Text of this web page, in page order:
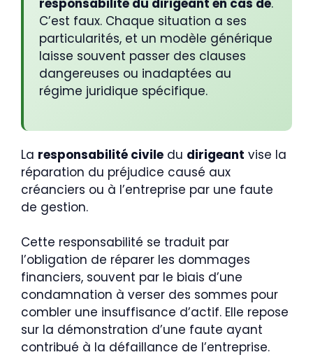
responsabilité du dirigeant en cas de.
C’est faux. Chaque situation a ses
particularités, et un modèle générique
laisse souvent passer des clauses
dangereuses ou inadaptées au
régime juridique spécifique.
La responsabilité civile du dirigeant vise la
réparation du préjudice causé aux
créanciers ou à l’entreprise par une faute
de gestion.
Cette responsabilité se traduit par
l’obligation de réparer les dommages
financiers, souvent par le biais d’une
condamnation à verser des sommes pour
combler une insuffisance d’actif. Elle repose
sur la démonstration d’une faute ayant
contribué à la défaillance de l’entreprise.